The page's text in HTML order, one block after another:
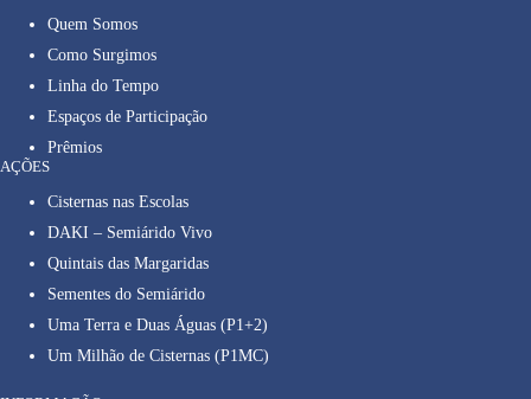
Quem Somos
Como Surgimos
Linha do Tempo
Espaços de Participação
Prêmios
AÇÕES
Cisternas nas Escolas
DAKI – Semiárido Vivo
Quintais das Margaridas
Sementes do Semiárido
Uma Terra e Duas Águas (P1+2)
Um Milhão de Cisternas (P1MC)